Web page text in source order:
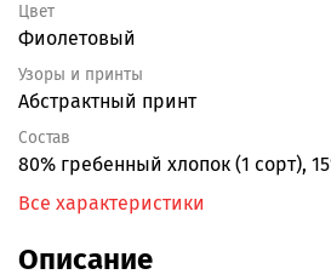
Цвет
Фиолетовый
Узоры и принты
Абстрактный принт
Состав
80% гребенный хлопок (1 сорт),
Все характеристики
Описание